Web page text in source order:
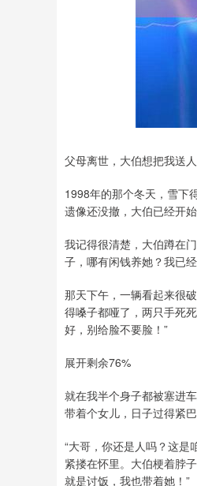
父母离世，大伯想把我送
1998年的那个冬天，雪下
遗像还没撤，大伯已经开
我记得很清楚，大伯蹲在
子，哪有闲钱养她？我已
那天下午，一辆看起来很
得嗓子都哑了，两只手死
好，别给脸不要脸！”
展开剩余76%
就在我半个身子都被塞进
带着个女儿，日子过得紧
“大哥，你还是人吗？这是
紧搂在怀里。大伯梗着脖
就是讨饭，我也带着她！”